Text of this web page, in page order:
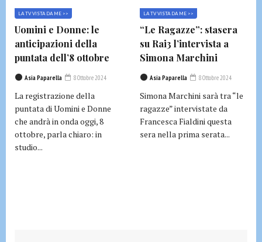
LA TV VISTA DA ME >>
Uomini e Donne: le
anticipazioni della
puntata dell’8 ottobre
Asia Paparella 8 Ottobre 2024
La registrazione della
puntata di Uomini e Donne
che andrà in onda oggi, 8
ottobre, parla chiaro: in
studio...
LA TV VISTA DA ME >>
“Le Ragazze”: stasera
su Rai3 l’intervista a
Simona Marchini
Asia Paparella 8 Ottobre 2024
Simona Marchini sarà tra “le
ragazze” intervistate da
Francesca Fialdini questa
sera nella prima serata...